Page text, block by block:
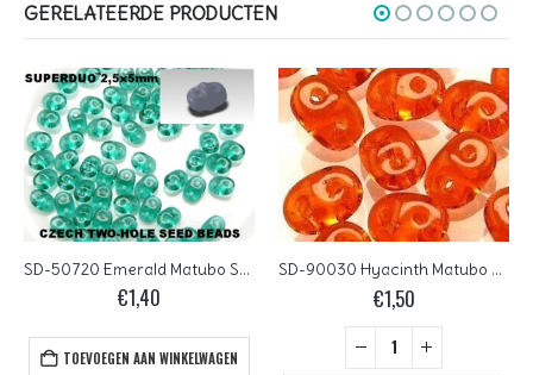
GERELATEERDE PRODUCTEN
SD-50720 Emerald Matubo SuperDuo 10 gram
€1,40
TOEVOEGEN AAN WINKELWAGEN
SD-90030 Hyacinth Matubo SuperDuo 10 gram
€1,50